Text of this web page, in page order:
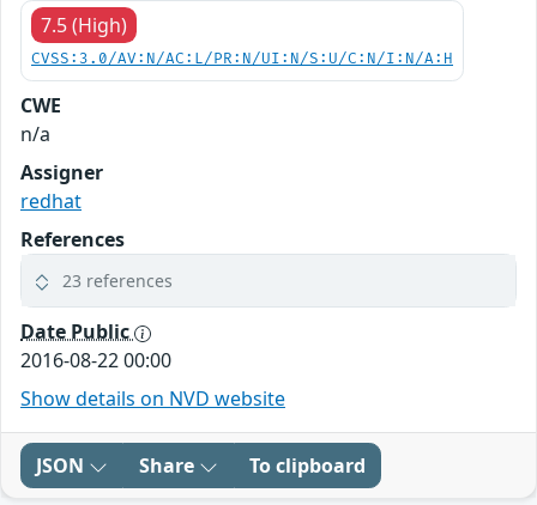
7.5 (High)
CVSS:3.0/AV:N/AC:L/PR:N/UI:N/S:U/C:N/I:N/A:H
CWE
n/a
Assigner
redhat
References
23 references
Date Public
2016-08-22 00:00
Show details on NVD website
JSON Share To clipboard